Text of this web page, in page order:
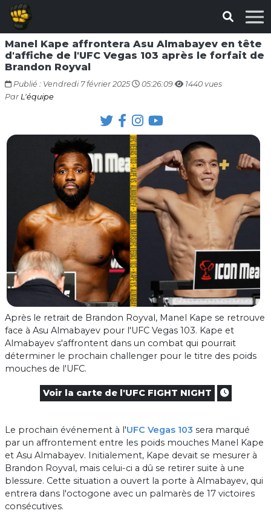
Manel Kape affrontera Asu Almabayev en tête
d'affiche de l'UFC Vegas 103 après le forfait de
Brandon Royval
Publié : Vendredi 7 février 2025 05:26:09
1440 vues
Par L'équipe
Après le retrait de Brandon Royval, Manel Kape se retrouve
face à Asu Almabayev pour l'UFC Vegas 103. Kape et
Almabayev s'affrontent dans un combat qui pourrait
déterminer le prochain challenger pour le titre des poids
mouches de l'UFC.
Voir la carte de l'UFC FIGHT NIGHT
Le prochain événement à l'UFC Vegas 103 sera marqué
par un affrontement entre les poids mouches Manel Kape
et Asu Almabayev. Initialement, Kape devait se mesurer à
Brandon Royval, mais celui-ci a dû se retirer suite à une
blessure. Cette situation a ouvert la porte à Almabayev, qui
entrera dans l'octogone avec un palmarès de 17 victoires
consécutives.